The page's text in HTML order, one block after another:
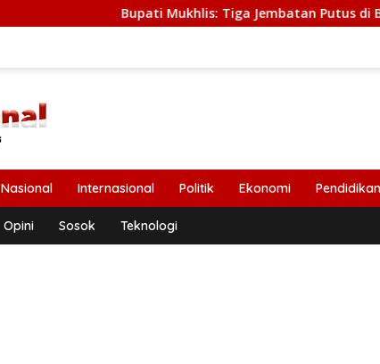
Bupati Mukhlis: Tiga Jembatan Putus di Bireuen Segera
Nasional Internasional Politik Ekonomi Pendidikan
Opini Sosok Teknologi